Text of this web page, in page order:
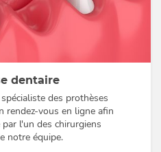
dentaire
des prothèses
rendez-vous en ligne afin
l'un des chirurgiens
notre équipe.